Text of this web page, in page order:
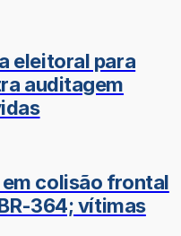
eleitoral para
auditagem
colisão frontal
364; vítimas